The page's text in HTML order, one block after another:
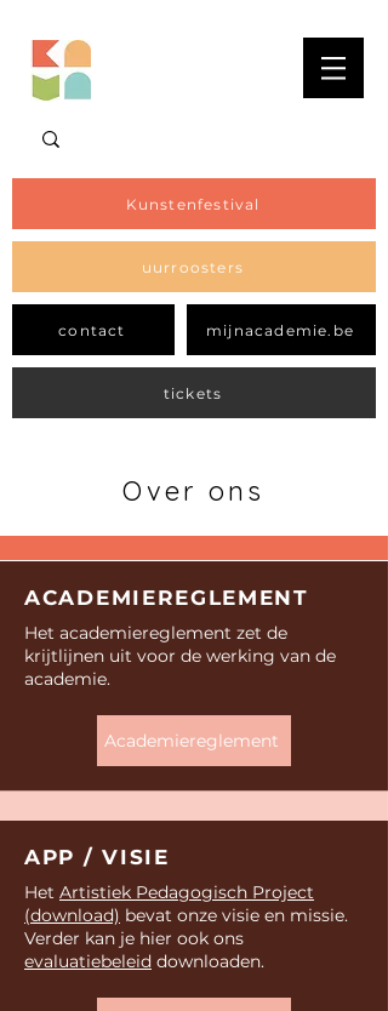
Kunstenfestival
uurroosters
contact mijnacademie.be
tickets
Over ons
ACADEMIEREGLEMENT
Het academiereglement zet de
krijtlijnen uit voor de werking van de
academie.
Academiereglement
APP / VISIE
Het Artistiek Pedagogisch Project
(download) bevat onze visie en missie.
Verder kan je hier ook ons
evaluatiebeleid downloaden.